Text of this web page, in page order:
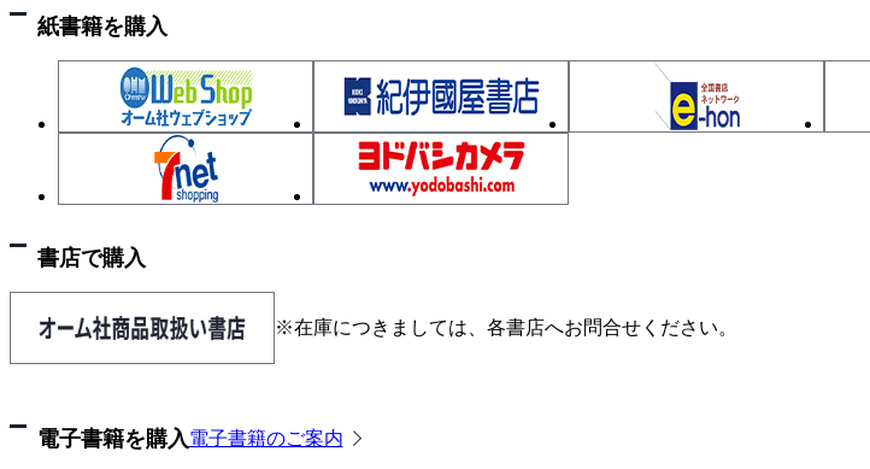
紙書籍を購入
書店で購入
※在庫につきましては、各書店へお問合せください。
電子書籍を購入電子書籍のご案内